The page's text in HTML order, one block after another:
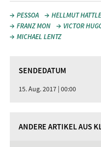
PESSOA HELLMUT
FRANZ MON
VICTOR
MICHAEL LENTZ
SENDEDATUM
15. Aug. 2017 | 00:00
ANDERE ARTIKEL AUS